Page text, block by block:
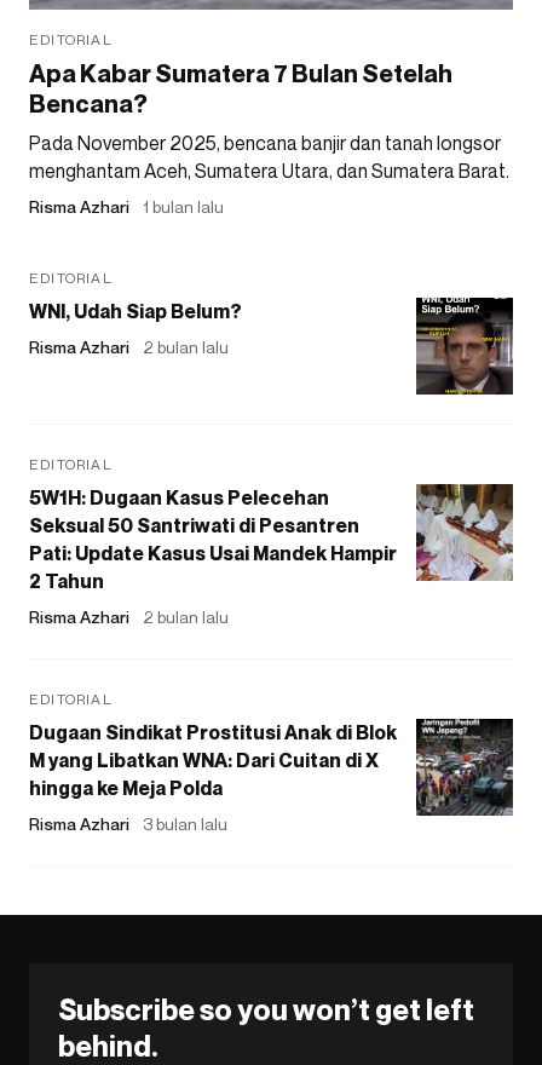
EDITORIAL
Apa Kabar Sumatera 7 Bulan Setelah
Bencana?
Pada November 2025, bencana banjir dan tanah longsor
menghantam Aceh, Sumatera Utara, dan Sumatera Barat.
Risma Azhari 1 bulan lalu
EDITORIAL
WNI, Udah Siap Belum?
Risma Azhari 2 bulan lalu
EDITORIAL
5W1H: Dugaan Kasus Pelecehan
Seksual 50 Santriwati di Pesantren
Pati: Update Kasus Usai Mandek Hampir
2 Tahun
Risma Azhari 2 bulan lalu
EDITORIAL
Dugaan Sindikat Prostitusi Anak di Blok
M yang Libatkan WNA: Dari Cuitan di X
hingga ke Meja Polda
Risma Azhari 3 bulan lalu
Subscribe so you won’t get left
behind.